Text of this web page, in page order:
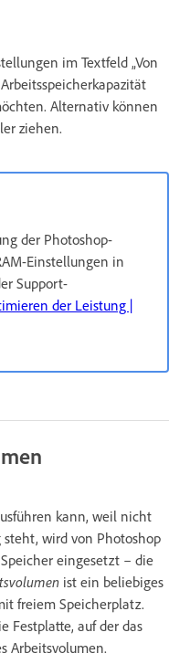
im Textfeld „Von
Alternativ können
ziehen.
der Photoshop-
Einstellungen in
Support-
der Leistung |
kann, weil nicht
steht, wird von Photoshop
eingesetzt – die
ist ein beliebiges
freiem Speicherplatz.
Festplatte, auf der das
Arbeitsvolumen.